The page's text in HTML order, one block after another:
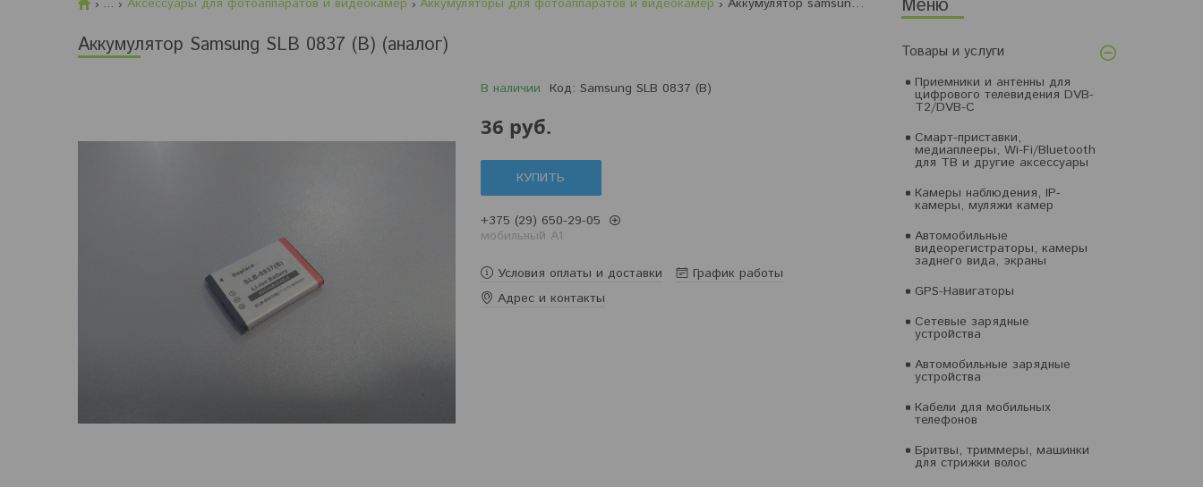
Товары и услуги
Приемники и антенны для
цифрового телевидения DVB-
T2/DVB-C
Смарт-приставки,
медиаплееры, Wi-Fi/Bluetooth
для ТВ и другие аксессуары
Камеры наблюдения, IP-
камеры, муляжи камер
Автомобильные
видеорегистраторы, камеры
заднего вида, экраны
GPS-Навигаторы
Сетевые зарядные
устройства
Автомобильные зарядные
устройства
Кабели для мобильных
телефонов
Бритвы, триммеры, машинки
для стрижки волос
... Аксессуары для фотоаппаратов и видеокамер Аккумуляторы для фотоаппаратов и видеокамер Аккумулятор samsung slb 0837 (b) (аналог)
Аккумулятор Samsung SLB 0837 (B) (аналог)
В наличии Код: Samsung SLB 0837 (B)
36 руб.
КУПИТЬ
+375 (29) 650-29-05
мобильный A1
Условия оплаты и доставки
График работы
Адрес и контакты